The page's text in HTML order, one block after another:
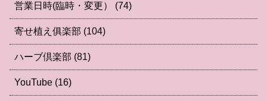
営業日時(臨時・変更） (74)
寄せ植え俱楽部 (104)
ハーブ倶楽部 (81)
YouTube (16)